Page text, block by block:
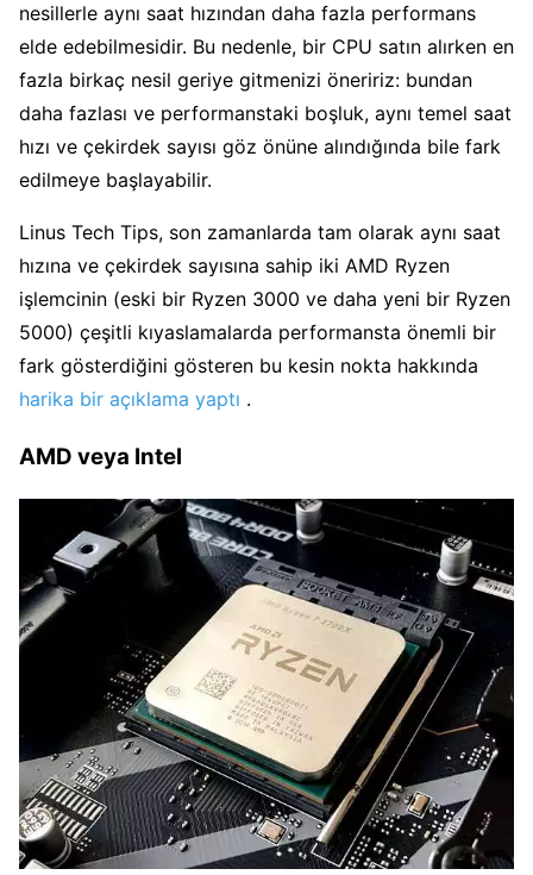
nesillerle aynı saat hızından daha fazla performans
elde edebilmesidir. Bu nedenle, bir CPU satın alırken en
fazla birkaç nesil geriye gitmenizi öneririz: bundan
daha fazlası ve performanstaki boşluk, aynı temel saat
hızı ve çekirdek sayısı göz önüne alındığında bile fark
edilmeye başlayabilir.
Linus Tech Tips, son zamanlarda tam olarak aynı saat
hızına ve çekirdek sayısına sahip iki AMD Ryzen
işlemcinin (eski bir Ryzen 3000 ve daha yeni bir Ryzen
5000) çeşitli kıyaslamalarda performansta önemli bir
fark gösterdiğini gösteren bu kesin nokta hakkında
harika bir açıklama yaptı .
AMD veya Intel